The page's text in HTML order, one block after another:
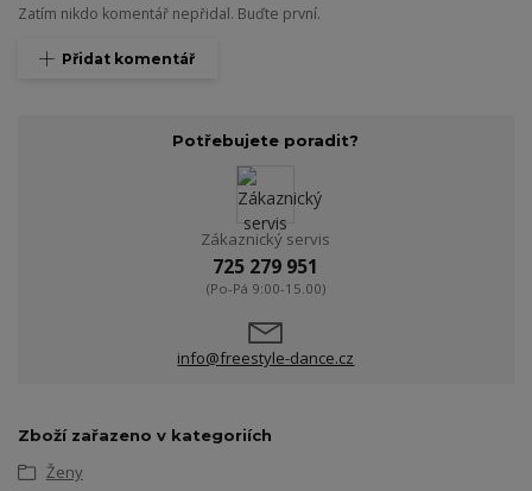
Zatím nikdo komentář nepřidal. Buďte první.
Přidat komentář
Potřebujete poradit?
Zákaznický servis
725 279 951
(Po-Pá 9:00-15.00)
info@freestyle-dance.cz
Zboží zařazeno v kategoriích
Ženy